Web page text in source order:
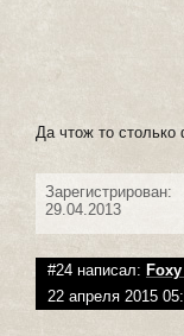
Да чтож то
Зарегистрирован:
29.04.2013
#24 написал:
22 апреля 2015